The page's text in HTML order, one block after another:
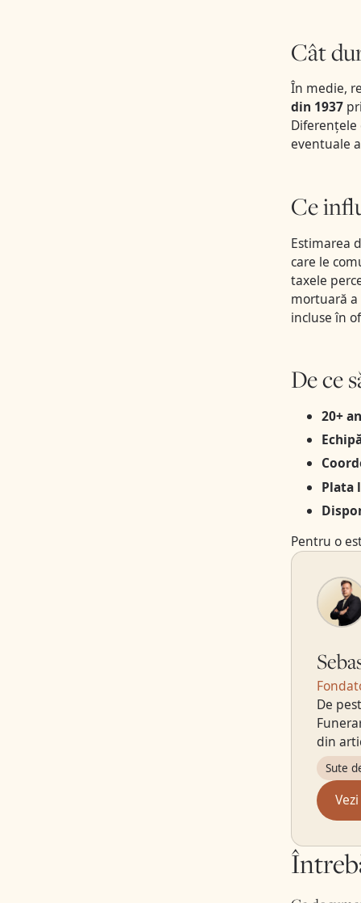
Cât
În medie,
din 1937
eventuale
Ce
Estimarea
care le
taxele
mortuară
incluse în
De ce
20+
Plata
Pentru o
De
din
Sute